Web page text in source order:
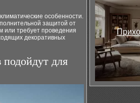
особенности.
защитой от
или требует проведения
декоративных
для